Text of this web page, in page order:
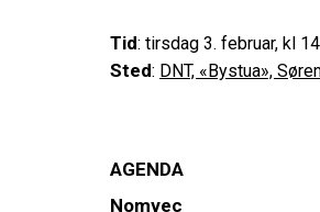
Tid: tirsdag 3. februar, kl
Sted: DNT, «Bystua»,
AGENDA
Nomvec